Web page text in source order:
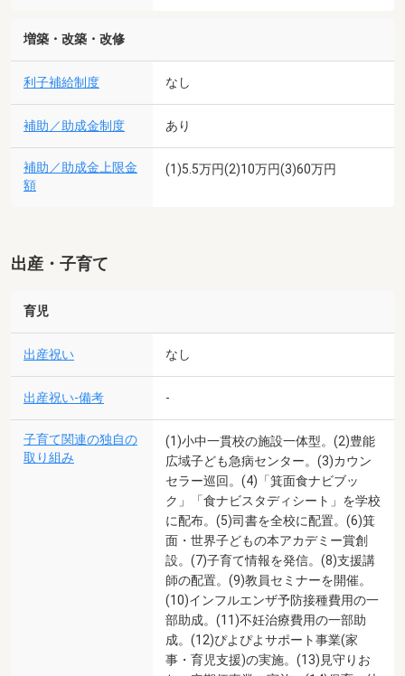
増築・改築・改修
利子補給制度 なし
補助／助成金制度 あり
補助／助成金上限金
額
(1)5.5万円(2)10万円(3)60万円
出産・子育て
育児
出産祝い なし
出産祝い-備考 -
子育て関連の独自の
取り組み
(1)小中一貫校の施設一体型。(2)豊能
広域子ども急病センター。(3)カウン
セラー巡回。(4)「箕面食ナビブッ
ク」「食ナビスタディシート」を学校
に配布。(5)司書を全校に配置。(6)箕
面・世界子どもの本アカデミー賞創
設。(7)子育て情報を発信。(8)支援講
師の配置。(9)教員セミナーを開催。
(10)インフルエンザ予防接種費用の一
部助成。(11)不妊治療費用の一部助
成。(12)ぴよぴよサポート事業(家
事・育児支援)の実施。(13)見守りお